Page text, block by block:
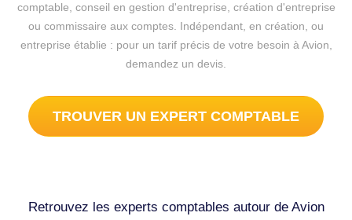
comptable, conseil en gestion d'entreprise, création d'entreprise
ou commissaire aux comptes. Indépendant, en création, ou
entreprise établie : pour un tarif précis de votre besoin à Avion,
demandez un devis.
TROUVER UN EXPERT COMPTABLE
Retrouvez les experts comptables autour de Avion